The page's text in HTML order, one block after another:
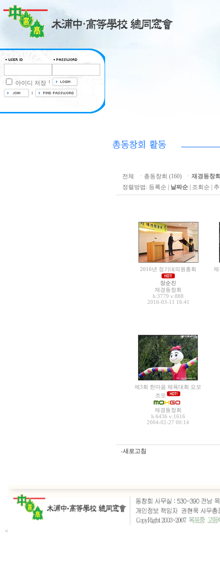
아이디 저장
전체 ㆍ 총동창회 (160) ㆍ 재경동창
정렬방법: 등록순 날짜순| 조회순
2016년 정기대의원총회
장순진
재경동창회
h:3779 v:888
2016-03-11 16:41
재
제3회 한마음 체육대회 요모
조모
재경동창회
h:6436 v:1616
2004-02-27 00:14
-새로고침
<